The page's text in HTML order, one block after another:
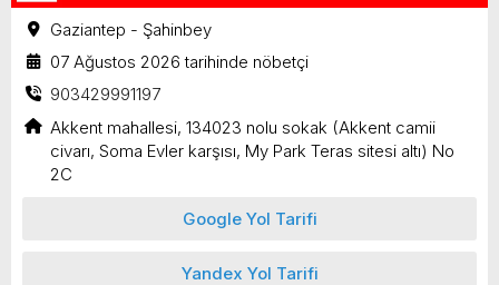
Gaziantep - Şahinbey
07 Ağustos 2026 tarihinde nöbetçi
903429991197
Akkent mahallesi, 134023 nolu sokak (Akkent camii
civarı, Soma Evler karşısı, My Park Teras sitesi altı) No
2C
Google Yol Tarifi
Yandex Yol Tarifi